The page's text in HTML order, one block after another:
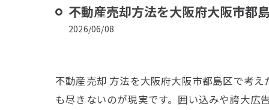
不動産売却方法を大阪府大阪市都
2026/06/08
不動産売却 方法を大阪府大阪市都島区で考
も尽きないのが現実です。囲い込みや誇大広